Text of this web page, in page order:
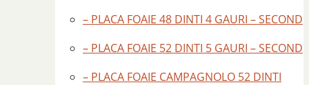
– PLACA FOAIE 48 DINTI 4 GAURI – SECOND
– PLACA FOAIE 52 DINTI 5 GAURI – SECOND
– PLACA FOAIE CAMPAGNOLO 52 DINTI